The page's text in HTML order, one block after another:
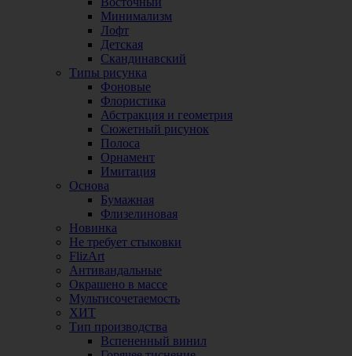
Минимализм
Лофт
Детская
Скандинавский
Типы рисунка
Фоновые
Флористика
Абстракция и геометрия
Сюжетный рисунок
Полоса
Орнамент
Имитация
Основа
Бумажная
Флизелиновая
Новинка
Не требует стыковки
FlizArt
Антивандальные
Окрашено в массе
Мультисочетаемость
ХИТ
Тип производства
Вспененный винил